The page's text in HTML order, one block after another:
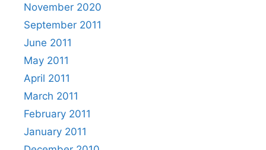
November 2020
September 2011
June 2011
May 2011
April 2011
March 2011
February 2011
January 2011